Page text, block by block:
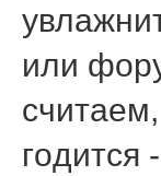
или
гοдится